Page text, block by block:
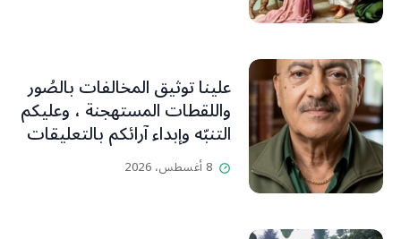
علينا توثيق المخالفات بالصُور
واللقطات المستهجنة ، وعليكم
التنبّه وإبداء آرائكم بالتعليقات
(جورج صبّاغ)
8 أغسطس، 2026